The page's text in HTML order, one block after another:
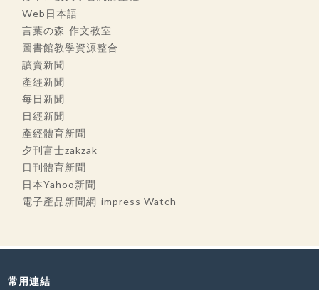
Web日本語
言葉の森-作文教室
圖書館教學資源整合
讀賣新聞
產經新聞
每日新聞
日經新聞
產經體育新聞
夕刊富士zakzak
日刊體育新聞
日本Yahoo新聞
電子產品新聞網-impress Watch
常用連結